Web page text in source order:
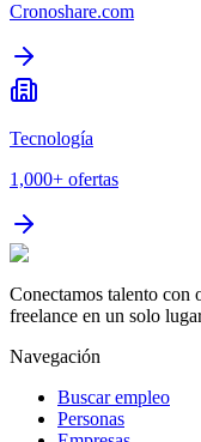
Cronoshare.com
Tecnología
1,000+ ofertas
Conectamos talento con
freelance en un solo
Navegación
Buscar empleo
Personas